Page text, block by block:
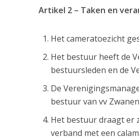
Artikel 2 – Taken en
Het cameratoezicht
Het bestuur heeft de
bestuursleden en de
De
bestuur van vv
Het bestuur draagt er
verband met een